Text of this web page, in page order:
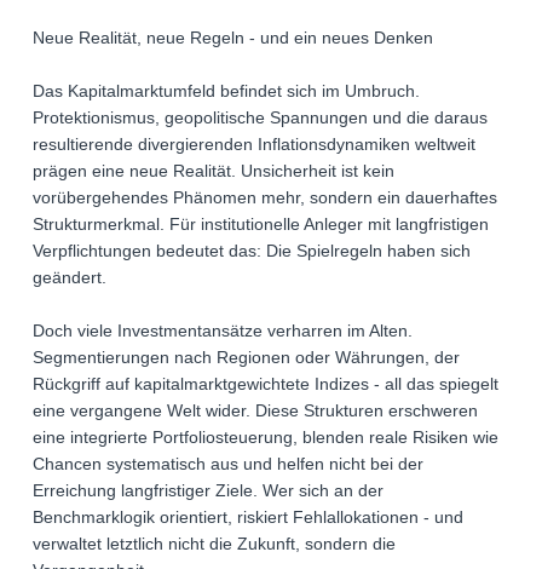
Neue Realität, neue Regeln - und ein neues Denken
Das Kapitalmarktumfeld befindet sich im Umbruch.
Protektionismus, geopolitische Spannungen und die daraus
resultierende divergierenden Inflationsdynamiken weltweit
prägen eine neue Realität. Unsicherheit ist kein
vorübergehendes Phänomen mehr, sondern ein dauerhaftes
Strukturmerkmal. Für institutionelle Anleger mit langfristigen
Verpflichtungen bedeutet das: Die Spielregeln haben sich
geändert.
Doch viele Investmentansätze verharren im Alten.
Segmentierungen nach Regionen oder Währungen, der
Rückgriff auf kapitalmarktgewichtete Indizes - all das spiegelt
eine vergangene Welt wider. Diese Strukturen erschweren
eine integrierte Portfoliosteuerung, blenden reale Risiken wie
Chancen systematisch aus und helfen nicht bei der
Erreichung langfristiger Ziele. Wer sich an der
Benchmarklogik orientiert, riskiert Fehlallokationen - und
verwaltet letztlich nicht die Zukunft, sondern die